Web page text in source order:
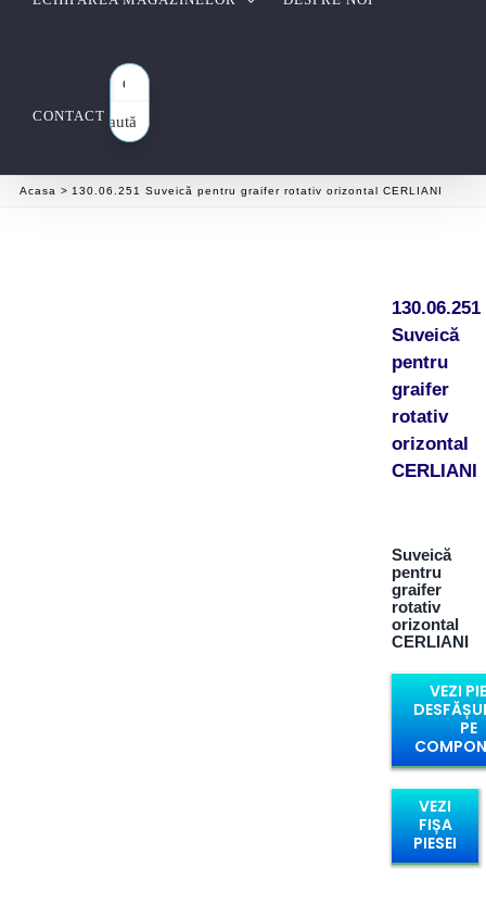
CONTACTCaută
Acasa 130.06.251 Suveică pentru graifer rotativ orizontal CERLIANI
130.06.251
Suveică
pentru
graifer
rotativ
orizontal
CERLIANI
Suveică
pentru
graifer
rotativ
orizontal
CERLIANI
VEZI
PE
VEZI
FIȘA
PIESEI